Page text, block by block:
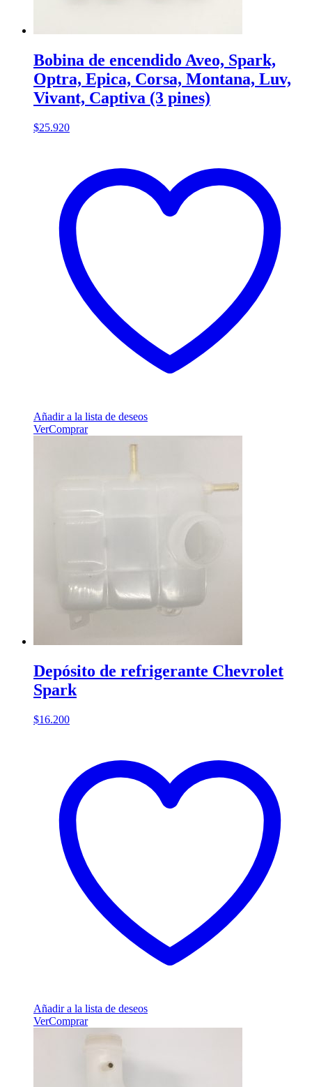
Bobina de encendido Aveo, Spark,
Optra, Epica, Corsa, Montana, Luv,
Vivant, Captiva (3 pines)
$25.920
Añadir a la lista de deseos
VerComprar
Depósito de refrigerante Chevrolet
Spark
$16.200
Añadir a la lista de deseos
VerComprar